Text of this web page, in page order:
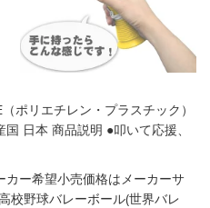
ポリエチレン・プラスチック）
日本 商品説明 ●叩いて応援、
カー希望小売価格はメーカーサ
校野球バレーボール(世界バレ